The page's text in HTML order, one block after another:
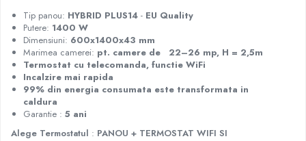
Tip panou: HYBRID PLUS14 - EU Quality
Putere: 1400 W
Dimensiuni: 600x1400x43 mm
Marimea camerei: pt. camere de 22–26 mp, H = 2,5m
Termostat cu telecomanda, functie WiFi
Incalzire mai rapida
99% din energia consumata este transformata in
caldura
Garantie : 5 ani
Alege Termostatul : PANOU + TERMOSTAT WIFI SI